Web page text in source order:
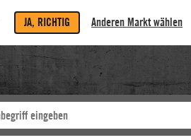
JA, RICHTIG Anderen Markt wählen